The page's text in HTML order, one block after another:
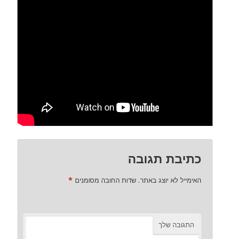
כתיבת תגובה
האימייל לא יוצג באתר. שדות החובה מסומנים *
התגובה שלך